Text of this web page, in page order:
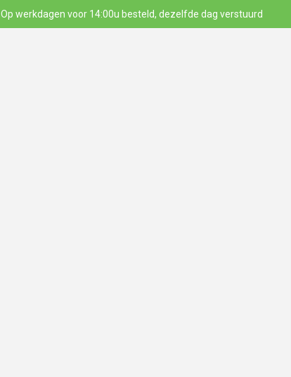
Op werkdagen voor 14:00u besteld, dezelfde dag verstuurd